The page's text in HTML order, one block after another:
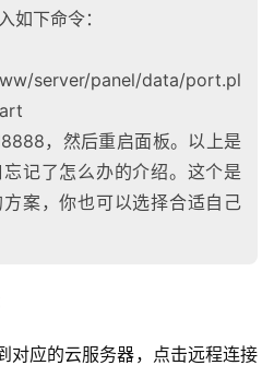
如下命令：
server/panel/data/port.pl
，然后重启面板。以上是
记了怎么办的介绍。这个是
案，你也可以选择合适自己
对应的云服务器，点击远程连接